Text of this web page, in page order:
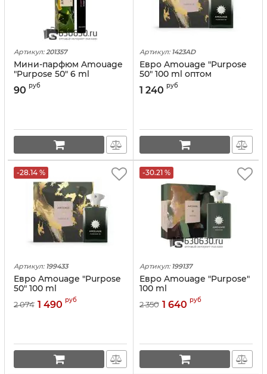
Артикул: 201357
Мини-парфюм Amouage
"Purpose 50" 6 ml
90 руб
Артикул: 1423AD
Евро Amouage "Purpose
50" 100 ml оптом
1 240 руб
-28.14 %
Артикул: 199433
Евро Amouage "Purpose
50" 100 ml
2 074 1 490 руб
-30.21 %
Артикул: 199137
Евро Amouage "Purpose"
100 ml
2 350 1 640 руб